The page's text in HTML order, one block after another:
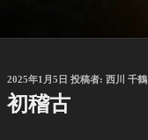
投
稿
日:
2025年1月5日 投稿者: 西川 千鶴
初稽古